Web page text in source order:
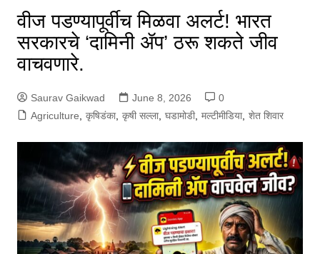
वीज पडण्यापूर्वीच मिळवा अलर्ट! भारत
सरकारचे ‘दामिनी ॲप’ ठरू शकते जीव
वाचवणारे.
Saurav Gaikwad June 8, 2026
0
Agriculture, कृषिडंका, कृषी सल्ला, घडामोडी, मल्टीमीडिया, शेत शिवार